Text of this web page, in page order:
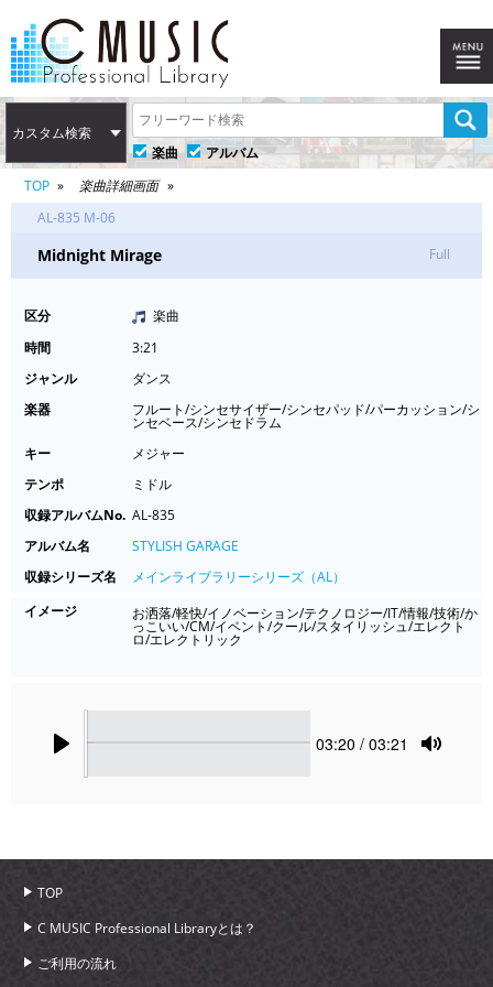
カスタム検索
楽曲
アルバム
TOP
楽曲詳細画面
AL-835 M-06
Midnight Mirage Full
区分
楽曲
時間
3:21
ジャンル
ダンス
楽器
フルート/シンセサイザー/シンセパッド/パーカッション/シ
ンセベース/シンセドラム
キー
メジャー
テンポ
ミドル
収録アルバムNo. AL-835
アルバム名
STYLISH GARAGE
収録シリーズ名
メインライブラリーシリーズ（AL）
イメージ
お洒落/軽快/イノベーション/テクノロジー/IT/情報/技術/か
っこいい/CM/イベント/クール/スタイリッシュ/エレクト
ロ/エレクトリック
Current
03:20 / 03:21
TOP
C MUSIC Professional Libraryとは？
ご利用の流れ